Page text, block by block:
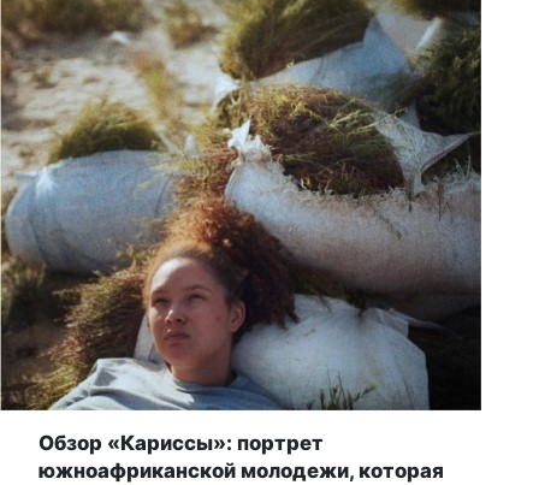
Обзор «Кариссы»: портрет
южноафриканской молодежи, которая